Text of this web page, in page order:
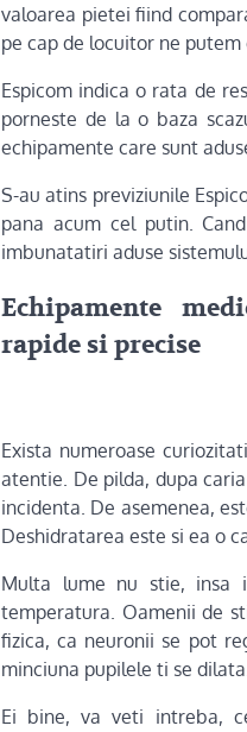
valoarea pietei fiind
pe cap de locuitor ne putem
Espicom indica o rata de
porneste de la o baza
echipamente care sunt
S-au atins previziunile
pana acum cel putin.
imbunatatiri aduse
Echipamente
rapide si precise
Exista numeroase
atentie. De pilda, dupa
incidenta. De asemenea,
Deshidratarea este si ea o
Multa lume nu stie, insa
temperatura. Oamenii de
fizica, ca neuronii se pot
minciuna pupilele ti se
Ei bine, va veti intreba,